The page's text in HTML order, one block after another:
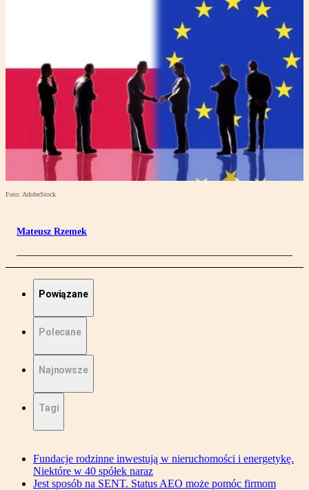
Foto: AdobeStock
Mateusz Rzemek
Powiązane
Polecane
Najnowsze
Tagi
Fundacje rodzinne inwestują w nieruchomości i energetykę.
Niektóre w 40 spółek naraz
Jest sposób na SENT. Status AEO może pomóc firmom